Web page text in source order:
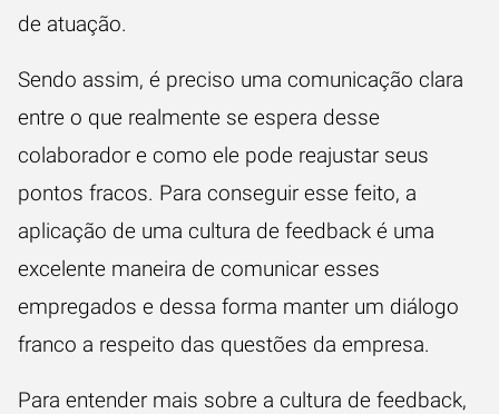
de atuação.
Sendo assim, é preciso uma comunicação clara
entre o que realmente se espera desse
colaborador e como ele pode reajustar seus
pontos fracos. Para conseguir esse feito, a
aplicação de uma cultura de feedback é uma
excelente maneira de comunicar esses
empregados e dessa forma manter um diálogo
franco a respeito das questões da empresa.
Para entender mais sobre a cultura de feedback,